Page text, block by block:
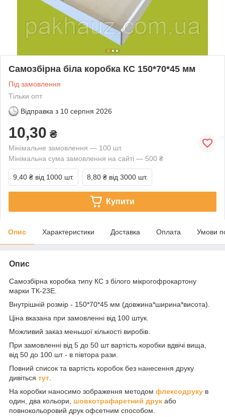
Самозбірна біла коробка КС 150*70*45 мм
Під замовлення
Тільки опт
Відправка з 10 серпня 2026
10,30 ₴
Мінімальне замовлення — 100 шт.
Мінімальна сума замовлення на сайті — 500 ₴
9,40 ₴ від 1000 шт. 8,80 ₴ від 3000 шт.
Купити
Опис Характеристики Доставка Оплата Умови
Опис
Самозбірна коробка типу КС з білого мікрогофрокартону
марки ТК-23Е.
Внутрішній розмір - 150*70*45 мм (довжина*ширина*висота).
Ціна вказана при замовленні від 100 штук.
Можливий заказ меньшої кількості виробів.
При замовленні від 5 до 50 шт вартість коробки вдвічі вища,
від 50 до 100 шт - в півтора рази.
Повний список та вартість коробок без нанесення друку
дивіться тут
На коробки наносимо зображення методом флексодруку в
один, два кольори, шовкотрафаретний друк або
повнокольоровий друк офсетним способом.